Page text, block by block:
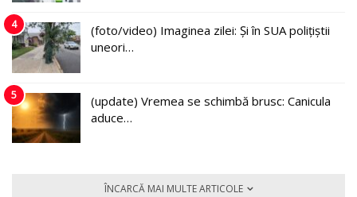
4
(foto/video) Imaginea zilei: Și în SUA polițiștii
uneori…
5
(update) Vremea se schimbă brusc: Canicula
aduce…
ÎNCARCĂ MAI MULTE ARTICOLE